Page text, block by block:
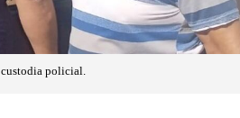
custodia policial.